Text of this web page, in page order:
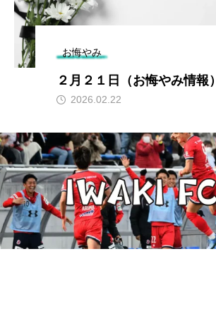
お悔やみ
２月２１日（お悔やみ情報）
2026.02.22